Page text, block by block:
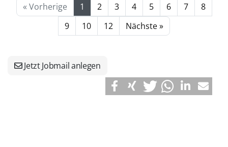
« Vorherige 1 2 3 4 5 6 7
8
9
10 12 Nächste »
Jetzt Jobmail anlegen